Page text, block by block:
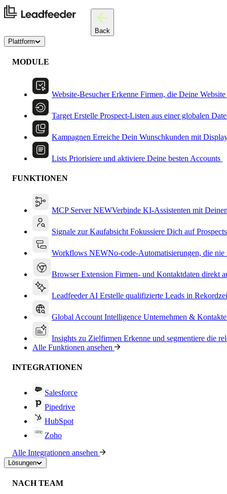
Back
Plattform
MODULE
Website-BesucherErkenne Firmen, die Deine Website
Target Erstelle Prospect-Listen aus einer globalen
Kampagnen Erreiche Dein Wunschkunden mit
Lists Priorisiere und aktiviere Deine besten Accounts
FUNKTIONEN
MCP ServerNEWVerbinde KI-Assistenten mit
Signale zur Kaufabsicht Fokussiere Dich auf
Workflows NEWNo-code-Automatisierungen, die nie
Browser Extension Firmen- und Kontaktdaten direkt
Leadfeeder AI Erstelle qualifizierte Leads in
Global Account Intelligence Unternehmen &
Insights zu Zielfirmen Erkenne und segmentiere die
Alle Funktionen ansehen
INTEGRATIONEN
Salesforce
Pipedrive
HubSpot
Zoho
Alle Integrationen ansehen
Lösungen
NACH TEAM